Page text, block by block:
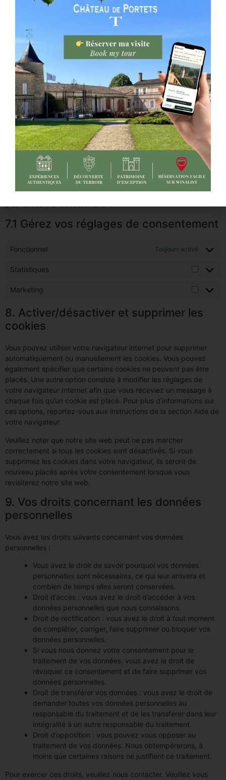
Functional
Google Fonts Finalité en attente d’enquête
Google Maps Finalité en attente d’enquête
Divers Finalité en attente d’enquête
7. Consentement
Lorsque vous visitez notre site web pour la première fois, nous
vous montrerons une fenêtre contextuelle avec une explication
sur les cookies. Dès que vous cliquez sur « Enregistrer les
préférences » vous nous autorisez à utiliser les catégories de
cookies et d’extensions que vous avez sélectionnés dans la
fenêtre contextuelle, comme décrit dans la présente politique de
cookies. Vous pouvez désactiver l’utilisation des cookies via votre
navigateur, mais veuillez noter que notre site web pourrait ne
7.1 Gérez vos réglages de consentement
Fonctionnel Toujours activé
Statistiques
Marketing
8. Activer/désactiver et supprimer les
cookies
Vous pouvez utiliser votre navigateur internet pour supprimer
automatiquement ou manuellement les cookies. Vous pouvez
également spécifier que certains cookies ne peuvent pas être
placés. Une autre option consiste à modifier les réglages de
votre navigateur Internet afin que vous receviez un message à
chaque fois qu’un cookie est placé. Pour plus d’informations sur
ces options, reportez-vous aux instructions de la section Aide de
votre navigateur.
Veuillez noter que notre site web peut ne pas marcher
correctement si tous les cookies sont désactivés. Si vous
supprimez les cookies dans votre navigateur, ils seront de
nouveau placés après votre consentement lorsque vous
revisiterez notre site web.
9. Vos droits concernant les données
personnelles
Vous avez les droits suivants concernant vos données
personnelles :
Vous avez le droit de savoir pourquoi vos données
personnelles sont nécessaires, ce qui leur arrivera et
combien de temps elles seront conservées.
Droit d’accès : vous avez le droit d’accéder à vos
données personnelles que nous connaissons.
Droit de rectification : vous avez le droit à tout moment
de compléter, corriger, faire supprimer ou bloquer vos
données personnelles.
Si vous nous donnez votre consentement pour le
traitement de vos données, vous avez le droit de
révoquer ce consentement et de faire supprimer vos
données personnelles.
Droit de transférer vos données : vous avez le droit de
demander toutes vos données personnelles au
responsable du traitement et de les transférer dans leur
intégralité à un autre responsable du traitement.
Droit d’opposition : vous pouvez vous opposer au
traitement de vos données. Nous obtempérerons, à
moins que certaines raisons ne justifient ce traitement.
Pour exercer ces droits, veuillez nous contacter. Veuillez vous